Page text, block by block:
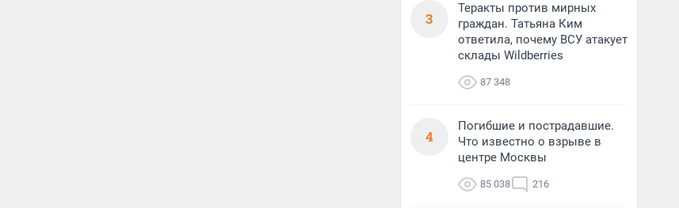
3
Теракты против мирных
граждан. Татьяна Ким
ответила, почему ВСУ атакует
склады Wildberries
87 348
4
Погибшие и пострадавшие.
Что известно о взрыве в
центре Москвы
85 038 216